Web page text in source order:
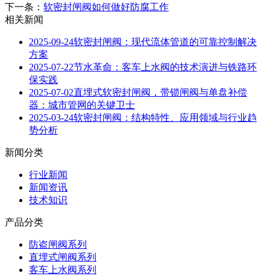
下一条： 软密封闸阀如何做好防腐工作
相关新闻
2025-09-24软密封闸阀：现代流体管道的可靠控制解决
方案
2025-07-22节水革命：客车上水阀的技术演进与铁路环
保实践
2025-07-02直埋式软密封闸阀，带锁闸阀与单盘补偿
器：城市管网的关键卫士
2025-03-24软密封闸阀：结构特性、应用领域与行业趋
势分析
新闻分类
行业新闻
新闻资讯
技术知识
产品分类
防盗闸阀系列
直埋式闸阀系列
客车上水阀系列